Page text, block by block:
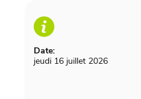
Date:
jeudi 16 juillet 2026